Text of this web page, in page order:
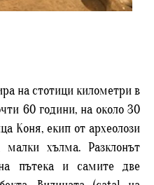
на стотици километри в
60 години, на около 30
Коня, екип от археолози
хълма. Разклонът
пътека и самите две